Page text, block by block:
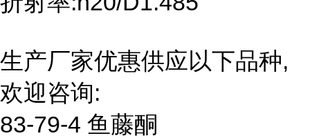
生产厂家优惠供应以下品种,
欢迎咨询:
83-79-4 鱼藤酮